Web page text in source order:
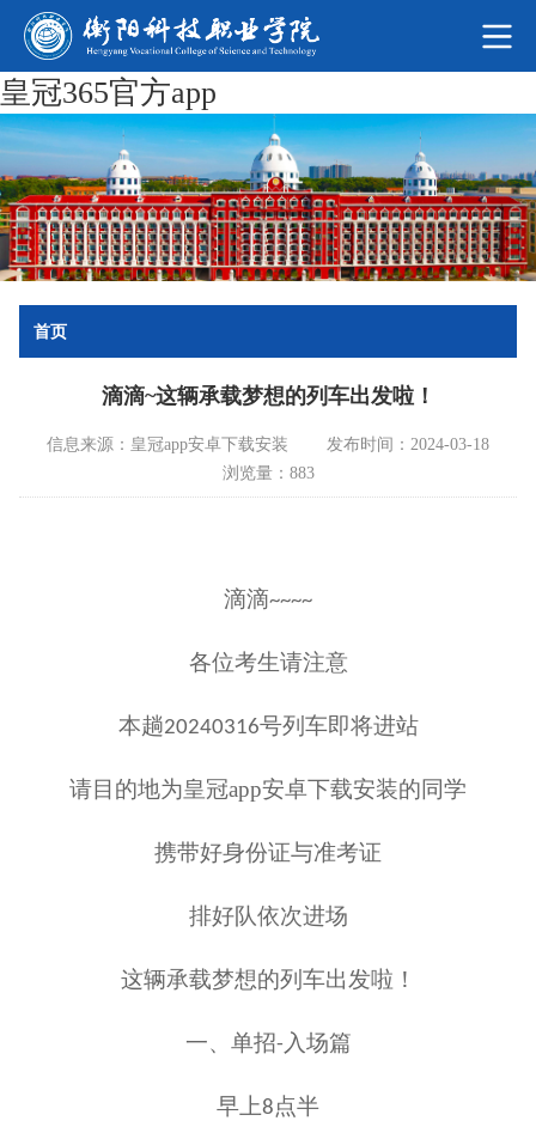
皇冠365官方app
首页
滴滴~这辆承载梦想的列车出发啦！
信息来源：皇冠app安卓下载安装
发布时间：2024-03-18
浏览量：883
滴滴~~~~
各位考生请注意
本趟20240316号列车即将进站
请目的地为皇冠app安卓下载安装的同学
携带好身份证与准考证
排好队依次进场
这辆承载梦想的列车出发啦！
一、 单招- 入场篇
早上8 点半